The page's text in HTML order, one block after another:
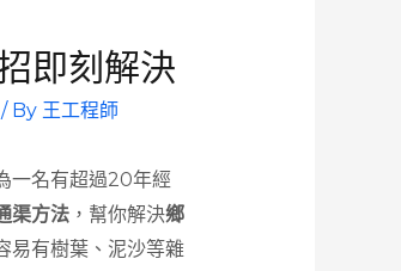
即刻解決
/ By 王工程師
一名有超過20年經
渠方法，幫你解決鄉
易有樹葉、泥沙等雜